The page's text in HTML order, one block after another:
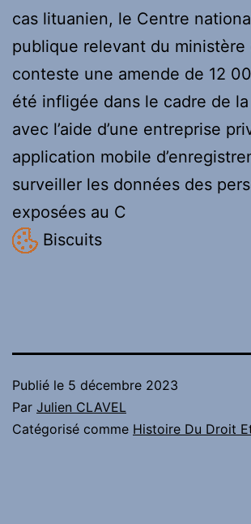
cas lituanien, le Centre
publique relevant du ministère
conteste une amende de 12
été infligée dans le cadre de
avec l’aide d’une entreprise
application mobile
surveiller les données des
exposées au C
Biscuits
Publié le 5 décembre 2023
Par Julien CLAVEL
Catégorisé comme Histoire Du Droit